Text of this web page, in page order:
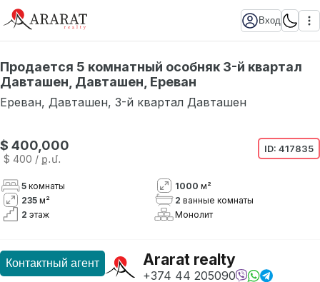
Вход
Продается 5 комнатный особняк 3-й квартал
Давташен, Давташен, Ереван
Ереван, Давташен, 3-й квартал Давташен
$ 400,000
$ 400 / ք․մ․
ID: 417835
5 комнаты 1000 м²
235 м² 2 ванные комнаты
2 этаж Монолит
Контактный агент Ararat realty
+374 44 205090